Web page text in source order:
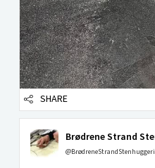
SHARE
Brødrene Strand